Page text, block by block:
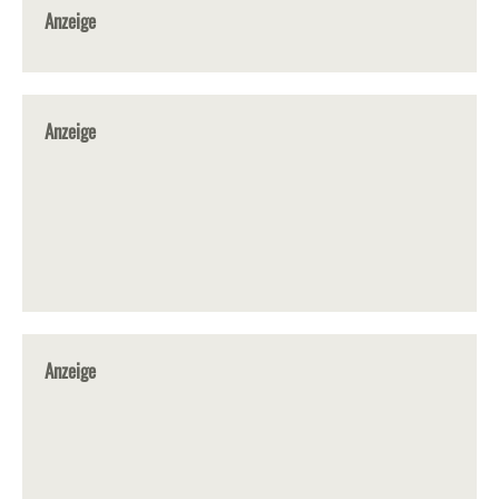
Anzeige
Anzeige
Anzeige